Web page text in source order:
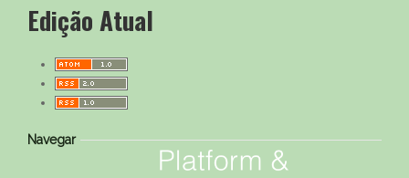
Edição Atual
Navegar